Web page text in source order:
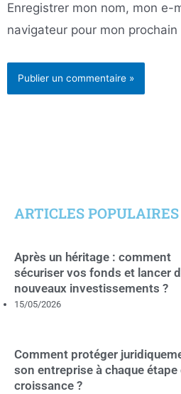
Enregistrer mon nom, mon e-
navigateur pour mon
ARTICLES POPULAIRES
Après un héritage : comment
sécuriser vos fonds et lancer
nouveaux investissements ?
15/05/2026
Comment protéger
son entreprise à chaque étape
croissance ?